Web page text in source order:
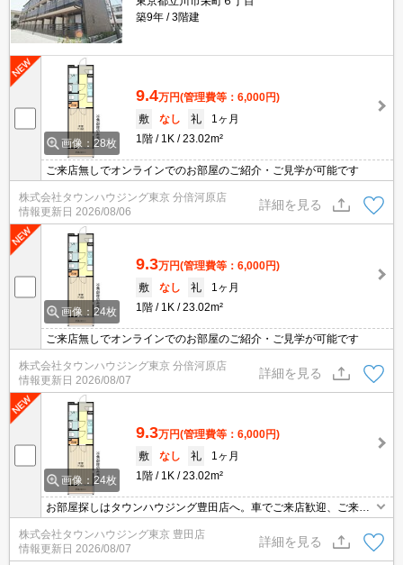
築9年
3階建
画像：28枚
9.4万円(管理費等：6,000円)
敷
なし 礼
1ヶ月
1階
1K 23.02m²
ご来店無しでオンラインでのお部屋のご紹介・ご見学が可能です
株式会社タウンハウジング東京 分倍河原店
情報更新日 2026/08/06
詳細を見る
画像：24枚
9.3万円(管理費等：6,000円)
敷
なし 礼
1ヶ月
1階
1K 23.02m²
ご来店無しでオンラインでのお部屋のご紹介・ご見学が可能です
株式会社タウンハウジング東京 分倍河原店
情報更新日 2026/08/07
詳細を見る
画像：24枚
9.3万円(管理費等：6,000円)
敷
なし 礼
1ヶ月
1階
1K 23.02m²
お部屋探しはタウンハウジング豊田店へ。車でご来店歓迎、ご来店
用お客様駐車場あり！
株式会社タウンハウジング東京 豊田店
情報更新日 2026/08/07
詳細を見る